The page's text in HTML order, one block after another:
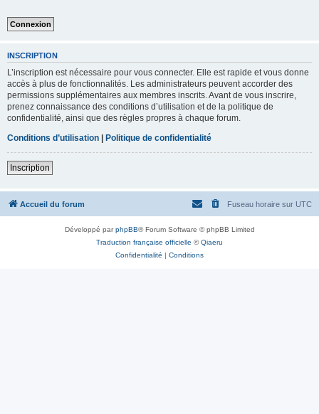
INSCRIPTION
L’inscription est nécessaire pour vous connecter. Elle est rapide et vous donne
accès à plus de fonctionnalités. Les administrateurs peuvent accorder des
permissions supplémentaires aux membres inscrits. Avant de vous inscrire,
prenez connaissance des conditions d’utilisation et de la politique de
confidentialité, ainsi que des règles propres à chaque forum.
Conditions d’utilisation | Politique de confidentialité
Inscription
Accueil du forum Fuseau horaire sur UTC
Développé parphpBB® Forum Software © phpBB Limited
Traduction française officielle ©Qiaeru
Confidentialité | Conditions